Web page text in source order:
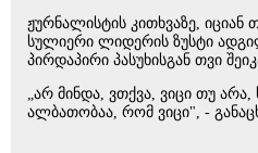
ჟურნალისტის კითხვაზე, იციან
სულიერი ლიდერის ზუსტი
პირდაპირი პასუხისგან თვი
„არ მინდა, ვთქვა, ვიცი თუ
ალბათობაა, რომ ვიცი", -